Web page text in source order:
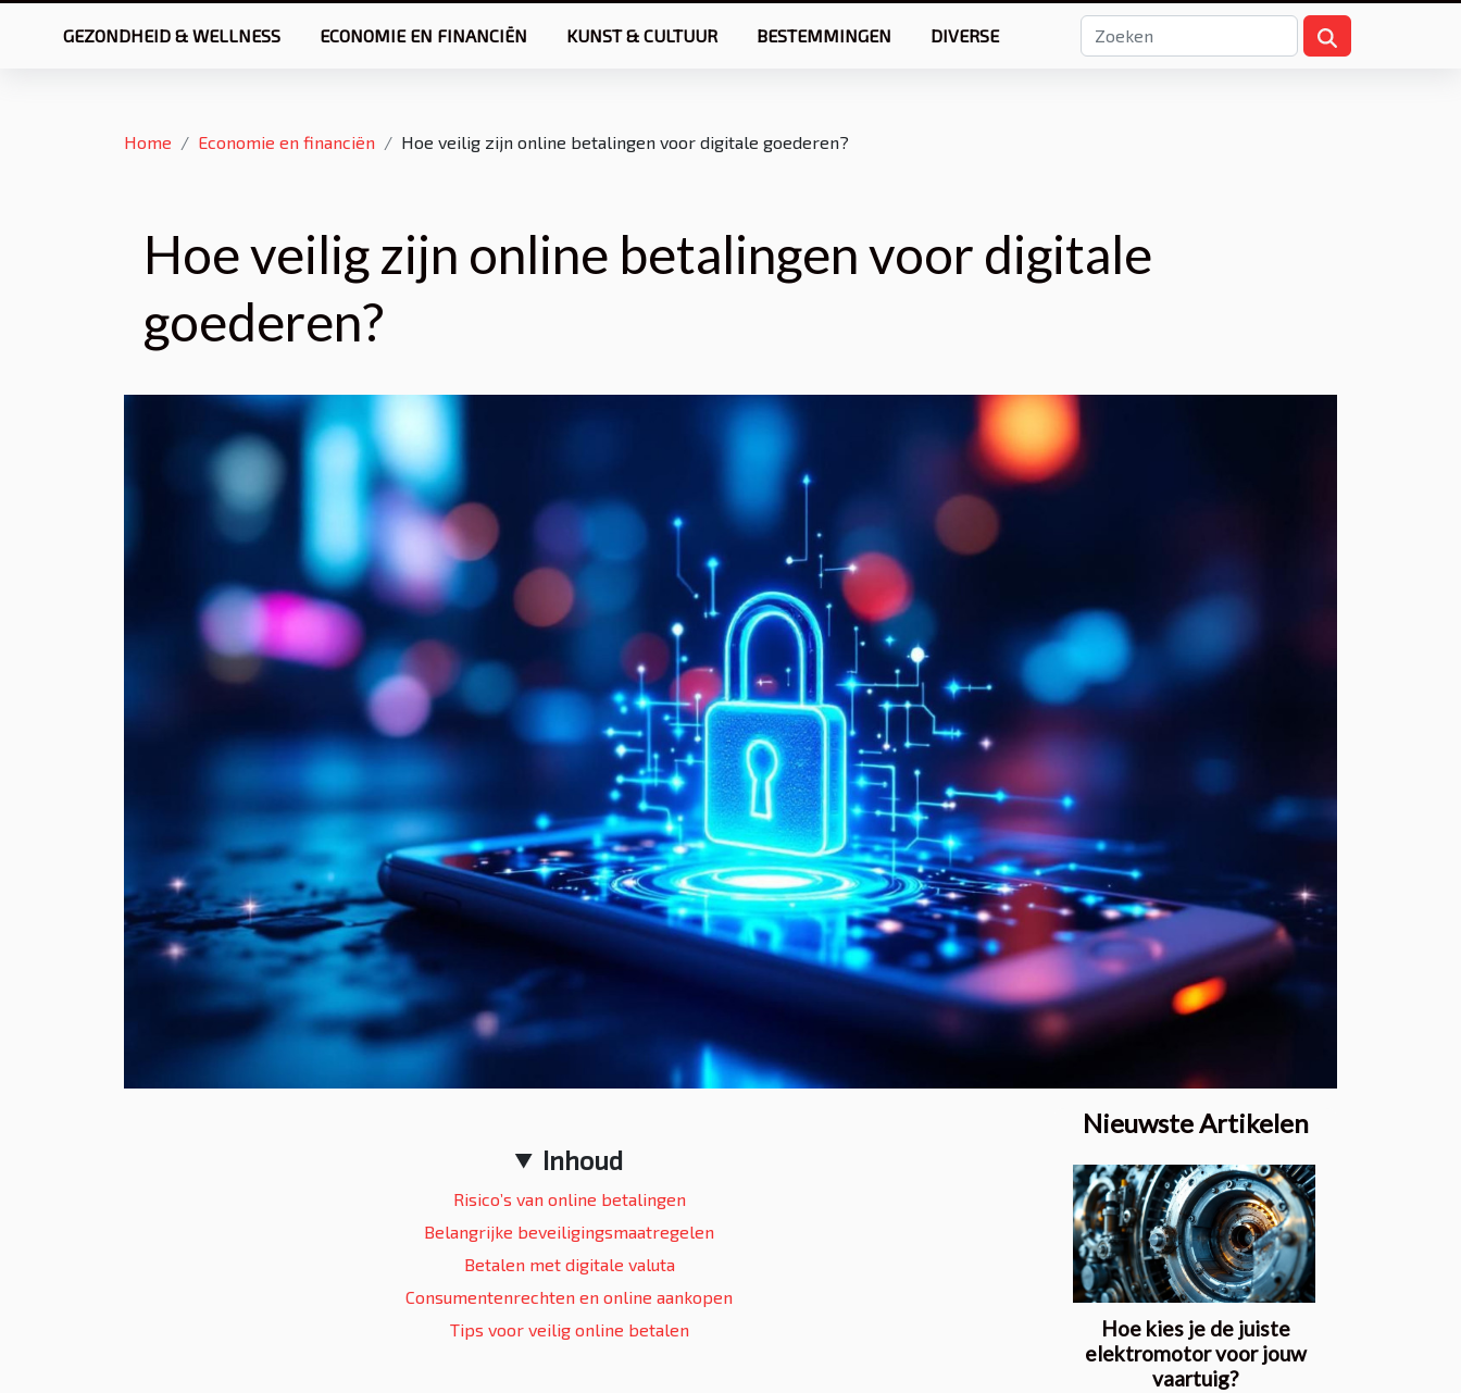
GEZONDHEID & WELLNESS ECONOMIE EN FINANCIËN KUNST & CULTUUR BESTEMMINGEN DIVERSE
Home Economie en financiën Hoe veilig zijn online betalingen voor digitale goederen?
Hoe veilig zijn online betalingen voor digitale
goederen?
Inhoud
Risico’s van online betalingen
Belangrijke beveiligingsmaatregelen
Betalen met digitale valuta
Consumentenrechten en online aankopen
Tips voor veilig online betalen
Nieuwste Artikelen
Hoe kies je de juiste
elektromotor voor jouw
vaartuig?